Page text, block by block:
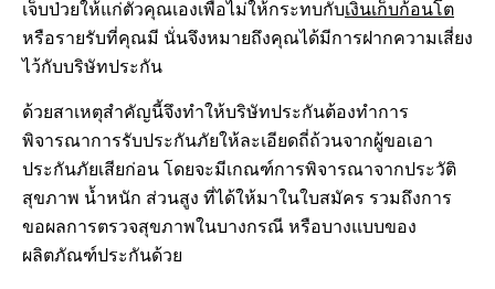
เจ็บป่วยให้แก่ตัวคุณเองเพื่อไม่ให้กระทบกับเงินเก็บก้อนโต
หรือรายรับที่คุณมี นั่นจึงหมายถึงคุณได้มีการฝากความเสี่ยง
ไว้กับบริษัทประกัน
ด้วยสาเหตุสำคัญนี้จึงทำให้บริษัทประกันต้องทำการ
พิจารณาการรับประกันภัยให้ละเอียดถี่ถ้วนจากผู้ขอเอา
ประกันภัยเสียก่อน โดยจะมีเกณฑ์การพิจารณาจากประวัติ
สุขภาพ น้ำหนัก ส่วนสูง ที่ได้ให้มาในใบสมัคร รวมถึงการ
ขอผลการตรวจสุขภาพในบางกรณี หรือบางแบบของ
ผลิตภัณฑ์ประกันด้วย